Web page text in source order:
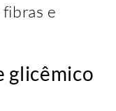
e
glicêmico